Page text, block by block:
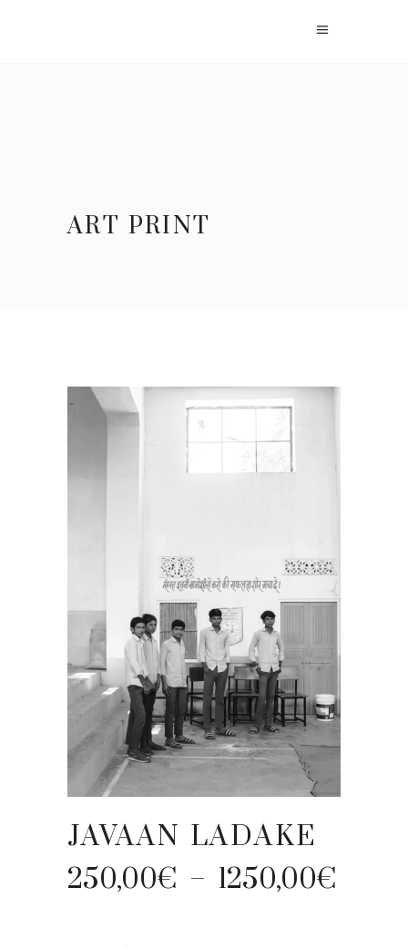
ART PRINT
JAVAAN LADAKE
250,00€ – 1250,00€